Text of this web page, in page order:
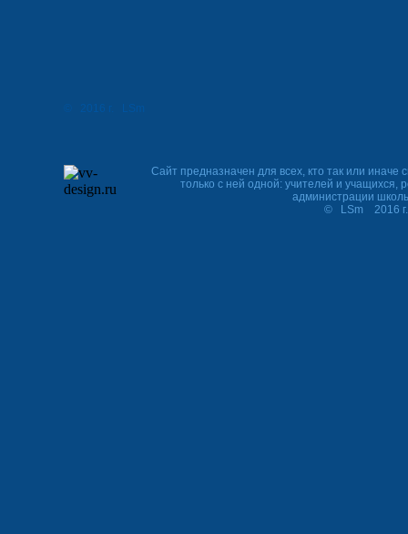
© 2016 г. LSm
Сайт предназначен для всех, кто так или иначе
только с ней одной: учителей и учащихся,
администрации
© LSm 2016 г.